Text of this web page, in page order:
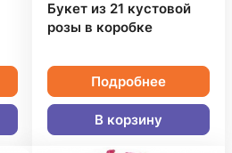
Букет из 21 кустовой
розы в коробке
Подробнее
В корзину